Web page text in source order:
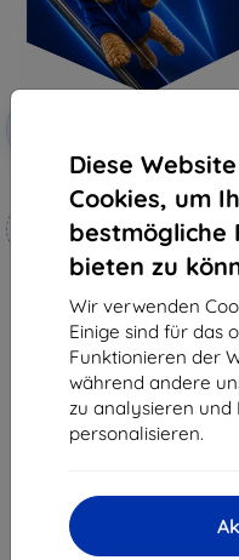
Diese
Cookies, um
bestmögliche
bieten zu
Wir verwenden
Einige sind für das
Funktionieren der
während andere
zu analysieren und
personalisieren.
3mk Hammer Schutzfolie
Maßgeschneidert
hergestellt
19,90 €
17,91 €
Auf Lager 3 Stk.